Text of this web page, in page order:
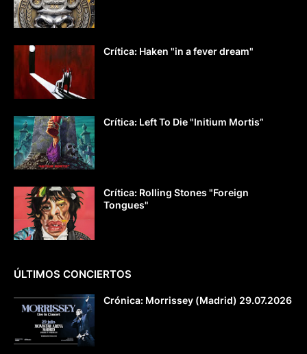
Crítica: Haken "in a fever dream"
Crítica: Left To Die "Initium Mortis”
Crítica: Rolling Stones "Foreign
Tongues"
ÚLTIMOS CONCIERTOS
Crónica: Morrissey (Madrid) 29.07.2026